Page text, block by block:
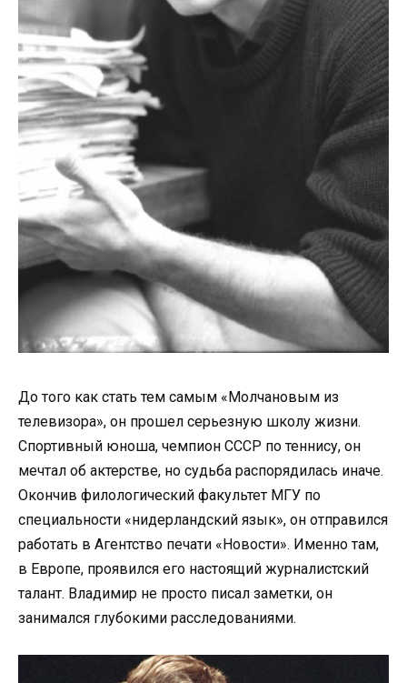
До того как стать тем самым «Молчановым из
телевизора», он прошел серьезную школу жизни.
Спортивный юноша, чемпион СССР по теннису, он
мечтал об актерстве, но судьба распорядилась иначе.
Окончив филологический факультет МГУ по
специальности «нидерландский язык», он отправился
работать в Агентство печати «Новости». Именно там,
в Европе, проявился его настоящий журналистский
талант. Владимир не просто писал заметки, он
занимался глубокими расследованиями.